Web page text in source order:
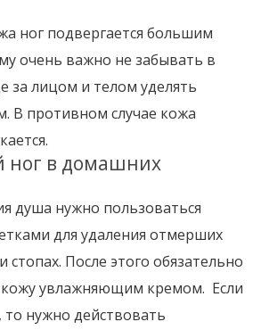
ног подвергается большим
очень важно не забывать в
за лицом и телом уделять
В противном случае кожа
ног в домашних
душа нужно пользоваться
для удаления отмерших
стопах. После этого обязательно
кожу увлажняющим кремом. Если
нужно действовать